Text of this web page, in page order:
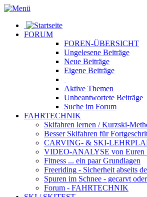
FORUM
FOREN-ÜBERSICHT
Ungelesene Beiträge
Neue Beiträge
Eigene Beiträge
Aktive Themen
Unbeantwortete Beiträge
Suche im Forum
FAHRTECHNIK
Skifahren lernen / Kurzski-
Besser Skifahren für
CARVING- & SKI-
VIDEO-ANALYSE von Euren
Fitness ... ein paar Grundlagen
Freeriding - Sicherheit abseits
Spuren im Schnee - gecarvt
Forum - FAHRTECHNIK